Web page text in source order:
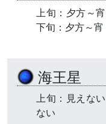
上旬：夕方～
下旬：夕方～宵
海王星
上旬：見えない
ない